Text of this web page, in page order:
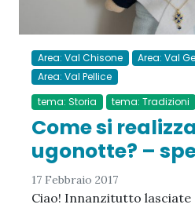
Area: Val Chisone
Area: Val
Area: Val Pellice
tema: Storia
tema: Tradizioni
Come si
ugonotte? –
17 Febbraio 2017
Ciao! Innanzitutto lasciate